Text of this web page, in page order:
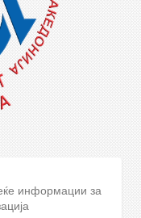
информации за